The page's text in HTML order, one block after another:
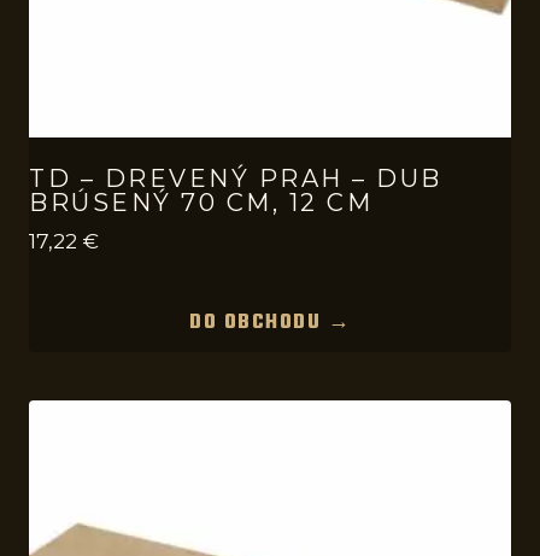
TD – DREVENÝ PRAH – DUB
BRÚSENÝ 70 CM, 12 CM
17,22 €
DO OBCHODU →